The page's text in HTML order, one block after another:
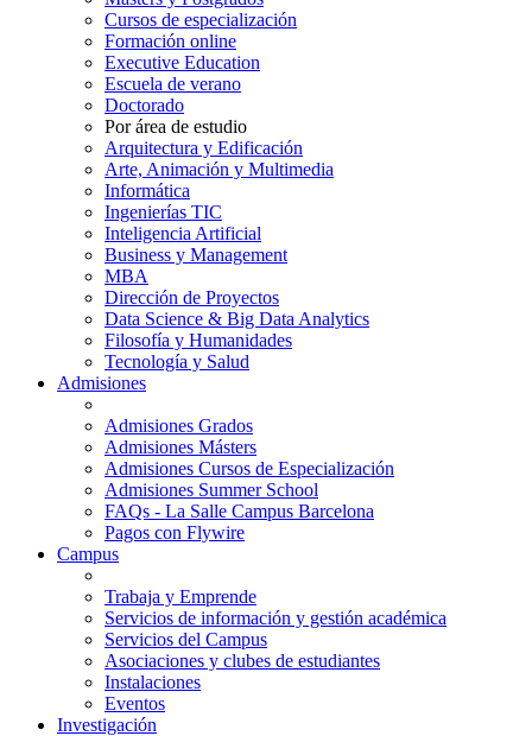
Cursos de especialización
Formación online
Executive Education
Escuela de verano
Doctorado
Por área de estudio
Arquitectura y Edificación
Arte, Animación y Multimedia
Informática
Ingenierías TIC
Inteligencia Artificial
Business y Management
MBA
Dirección de Proyectos
Data Science & Big Data Analytics
Filosofía y Humanidades
Tecnología y Salud
Admisiones
Admisiones Grados
Admisiones Másters
Admisiones Cursos de Especialización
Admisiones Summer School
FAQs - La Salle Campus Barcelona
Pagos con Flywire
Campus
Trabaja y Emprende
Servicios de información y gestión académica
Servicios del Campus
Asociaciones y clubes de estudiantes
Instalaciones
Eventos
Investigación